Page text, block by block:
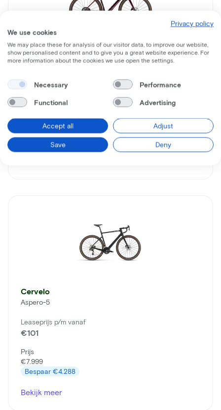
Cervelo
Leaseprijs p/m vanaf
€43
Prijs
€3.399
Bespaar€2.041
Cervelo
Aspero-5
Leaseprijs p/m vanaf
€101
Prijs
€7.999
Bespaar €4.288
Bekijk meer
Privacy policy
We use cookies
We may place these for analysis of our visitor data, to improve our website,
show personalised content and to give you a great website experience. For
more information about the cookies we use open the settings.
Necessary Performance
Functional Advertising
Accept all Adjust
Save Deny